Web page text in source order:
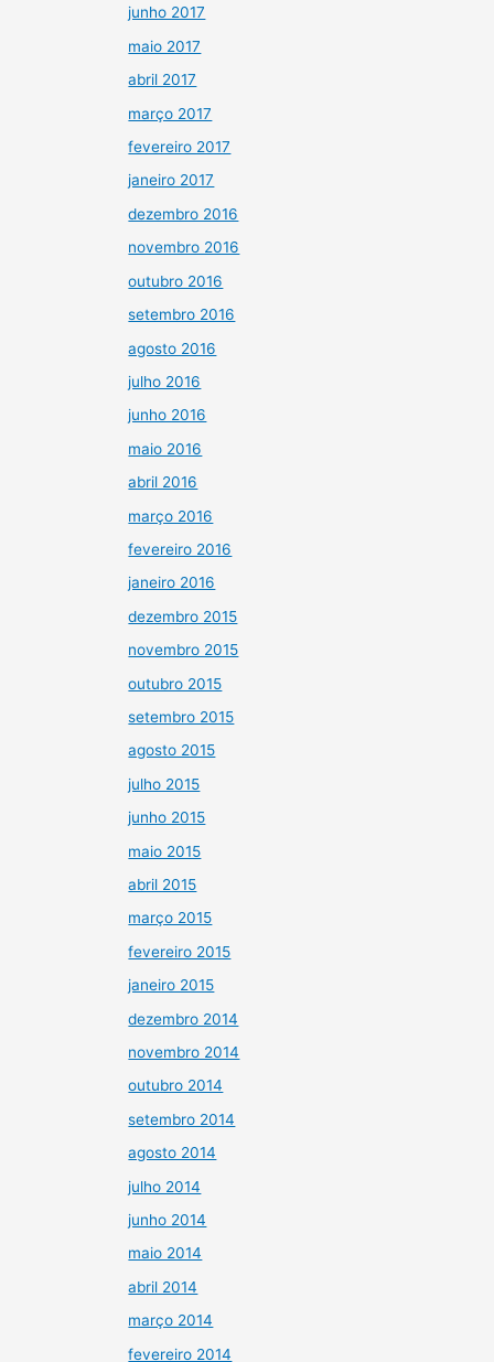
junho 2017
maio 2017
abril 2017
março 2017
fevereiro 2017
janeiro 2017
dezembro 2016
novembro 2016
outubro 2016
setembro 2016
agosto 2016
julho 2016
junho 2016
maio 2016
abril 2016
março 2016
fevereiro 2016
janeiro 2016
dezembro 2015
novembro 2015
outubro 2015
setembro 2015
agosto 2015
julho 2015
junho 2015
maio 2015
abril 2015
março 2015
fevereiro 2015
janeiro 2015
dezembro 2014
novembro 2014
outubro 2014
setembro 2014
agosto 2014
julho 2014
junho 2014
maio 2014
abril 2014
março 2014
fevereiro 2014